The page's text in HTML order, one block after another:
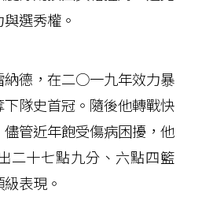
選秀權。
德，在二○一九年效力暴
隊史首冠。隨後他轉戰快
管近年飽受傷病困擾，他
二十七點九分、六點四籃
表現。